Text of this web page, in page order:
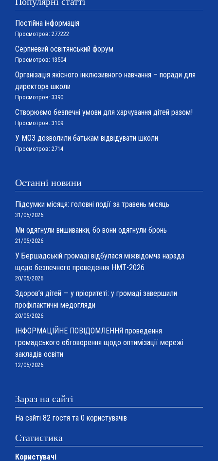
Постійна інформація
Просмотров: 277222
Серпневий освітянський форум
Просмотров: 13504
Організація якісного інклюзивного навчання – поради для
директора школи
Просмотров: 3390
Створюємо безпечні умови для харчування дітей разом!
Просмотров: 3109
У МОЗ дозволили батькам відвідувати школи
Просмотров: 2714
Останні новини
Підсумки місяця: головні події за травень місяць
31/05/2026
Ми одягнули вишиванки, бо вони одягнули бронь
21/05/2026
У Бершадській громаді відбулася міжвідомча нарада
щодо безпечного проведення НМТ-2026
20/05/2026
Здоров’я дітей — у пріоритеті: у громаді завершили
профілактичні медогляди
20/05/2026
ІНФОРМАЦІЙНЕ ПОВІДОМЛЕННЯ проведення
громадського обговорення щодо оптимізації мережі
закладів освіти
12/05/2026
Зараз на сайті
На сайті 82 гостя та 0 користувачів
Статистика
Користувачі